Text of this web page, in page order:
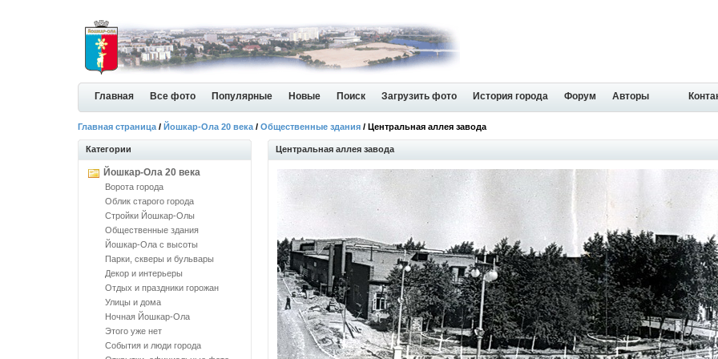
Главная Все фото Популярные Новые Поиск Загрузить фото История города Форум Авторы
Главная страница / Йошкар-Ола 20 века / Общественные здания / Центральная аллея завода
Категории
Йошкар-Ола 20 века
Ворота города
Облик старого города
Стройки Йошкар-Олы
Общественные здания
Йошкар-Ола с высоты
Парки, скверы и бульвары
Декор и интерьеры
Отдых и праздники горожан
Улицы и дома
Ночная Йошкар-Ола
Этого уже нет
События и люди города
Центральная аллея завода